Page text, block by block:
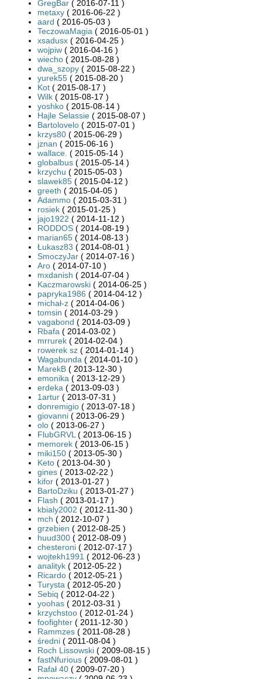
GregBar ( 2016-07-11 )
metaxy ( 2016-06-22 )
aard ( 2016-05-03 )
TeczowaMagia ( 2016-05-01 )
xsadusx ( 2016-04-25 )
wojpiw ( 2016-04-16 )
wiecho ( 2015-08-28 )
dwa_szopy ( 2015-08-22 )
yurek55 ( 2015-08-20 )
Kot ( 2015-08-17 )
Wilk ( 2015-08-17 )
yoshko ( 2015-08-14 )
Hajle Selassie ( 2015-08-07 )
Bartolovelo ( 2015-07-01 )
krzys80 ( 2015-06-29 )
jznan ( 2015-06-16 )
wallace. ( 2015-05-14 )
globalbus ( 2015-05-14 )
krzychu ( 2015-05-03 )
slawek85 ( 2015-04-12 )
greeth ( 2015-04-05 )
Adammo ( 2015-03-31 )
rosiek ( 2015-01-25 )
jajo1922 ( 2014-11-12 )
RODDOS ( 2014-08-19 )
marian65 ( 2014-08-13 )
Łukasz83 ( 2014-08-01 )
SmoczyJar ( 2014-07-16 )
Aro ( 2014-07-10 )
mxdanish ( 2014-07-04 )
Kaczmarowski ( 2014-06-25 )
papryka1986 ( 2014-04-12 )
michał-z ( 2014-04-06 )
tomsin ( 2014-03-29 )
vagabond ( 2014-03-09 )
Rbafa ( 2014-03-02 )
mrrurek ( 2014-02-04 )
rowerek sz ( 2014-01-14 )
Wagabunda ( 2014-01-10 )
MarekB ( 2013-12-30 )
emonika ( 2013-12-29 )
erdeka ( 2013-09-03 )
1artur ( 2013-07-31 )
donremigio ( 2013-07-18 )
giovanni ( 2013-06-29 )
olo ( 2013-06-27 )
FlubGRVL ( 2013-06-15 )
memorek ( 2013-06-15 )
miki150 ( 2013-05-30 )
Keto ( 2013-04-30 )
gines ( 2013-02-22 )
kifor ( 2013-01-27 )
BartoDziku ( 2013-01-27 )
Flash ( 2013-01-17 )
kbialy2002 ( 2012-11-30 )
mch ( 2012-10-07 )
grzebien ( 2012-08-25 )
huud300 ( 2012-08-09 )
chesteroni ( 2012-07-17 )
wojtekh1991 ( 2012-06-23 )
analityk ( 2012-05-22 )
Ricardo ( 2012-05-21 )
Turysta ( 2012-05-20 )
Sebiq ( 2012-04-22 )
yoohas ( 2012-03-31 )
krzychstoo ( 2012-01-24 )
foofighter ( 2011-12-30 )
Rammzes ( 2011-08-28 )
średni ( 2011-08-04 )
Roch Lissowski ( 2009-08-15 )
fastNfurious ( 2009-08-01 )
Rafał 40 ( 2009-07-20 )